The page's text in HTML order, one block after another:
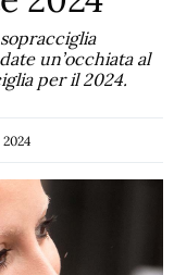
un’occhiata al
per il 2024.